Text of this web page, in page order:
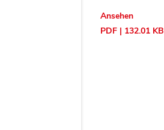
Ansehen
PDF | 132.01 KB